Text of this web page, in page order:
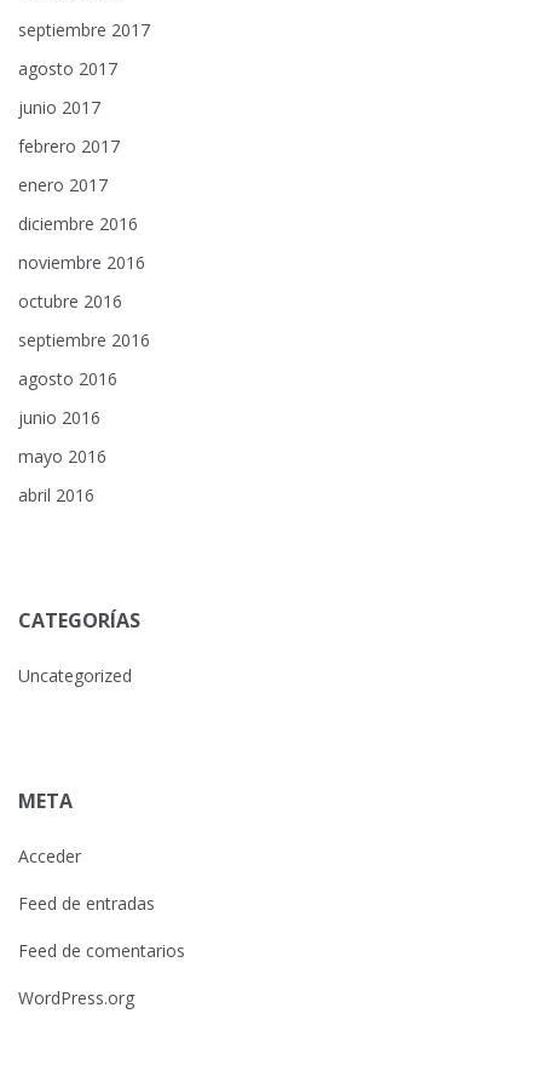
septiembre 2017
agosto 2017
junio 2017
febrero 2017
enero 2017
diciembre 2016
noviembre 2016
octubre 2016
septiembre 2016
agosto 2016
junio 2016
mayo 2016
abril 2016
CATEGORÍAS
Uncategorized
META
Acceder
Feed de entradas
Feed de comentarios
WordPress.org